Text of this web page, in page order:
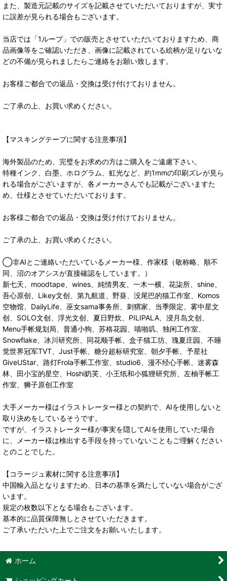
また、製造元記載のサイズを記載させていただいておりますが、実寸
に誤差が見られる場合もございます。
当店では「1ループ」での販売とさせていただいておりますため、商
品画像等をご確認いただき、画像に記載されている絵柄が足りないな
どの不備が見られましたらご連絡をお願い致します。
お客様ご都合での返品・交換は受け付けておりません。
ご了承の上、お買い求めください。
【マスキングテープに関する注意事項】
海外製品のため、完璧をお求めの方はご購入をご遠慮下さい。
特種インク、白墨、ホログラム、虹光など、約1mmの印刷ズレが見ら
れる場合がございますが、各メーカーさんでも記載がございますた
め、仕様とさせていただいております。
お客様ご都合での返品・交換は受け付けておりません。
ご了承の上、お買い求めください。
◯非AIとご連絡いただいているメーカー様、作家様（敬称略、順不
同、沼のオアシスが直接確認をしています。）
新七天、moodtape、wines、純情男友、一木一横、花柒所、shine、
吾心原创、Likey文创、第九航道、野葵、没尾巴的猫工作室、Komos
空物馆、DailyLife、巫女sama事务所、刺猬家、当季限定、雾中星文
创、SOLO文创、浮光文创、夏日野炊、PILIPALA、浸月岛文创、
Menu手帐规划局、普通小狗、苏格花园、喵啪叽、独闲工作室、
Snowflake、冰川研究所、同花顺手帐、盒子猫工坊、瑰夏庄园、不睡
觉世界冠军TVT、Just手帐、糖分超标研究室、朝夕手帐、予星社
GiveUStar、路灯Frola手帐工作室、studio6、漫不经心手帐、迷雾森
林、田小宝的星空、Hoshi奶芙、小王纸和小狐狸研究所、左柚手帐工
作室、狮子原创工作室
大手メーカー様はイラストレーター様との契約で、AIを使用しないと
取り決めをしているそうです。
ですが、イラストレーター様が事実を隠してAIを使用していた場合
に、メーカー様は検出する手段を持っていないこともご理解ください
とのことでした。
【コラージュ素材に関する注意事項】
中国輸入品となりますため、日本の基準を満たしていない場合がござ
います。
規定の枚数以下となる場合もございます。
基本的に品質保障無しとさせていただきます。
ご了承いただいた上でご注文をお願いいたします。
ホーム